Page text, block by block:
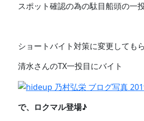
スポット確認の為の駄目船頭の一
ショートバイト対策に変更しても
清水さんのTX一投目にバイト
で、ロクマル登場♪